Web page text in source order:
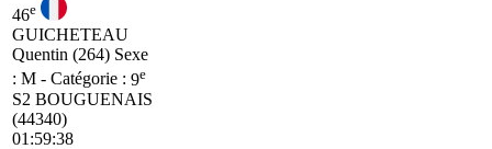
46e
GUICHETEAU
Quentin (264) Sexe
: M - Catégorie : 9e
S2 BOUGUENAIS
(44340)
01:59:38